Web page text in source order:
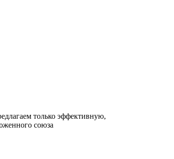
только эффективную,
союза